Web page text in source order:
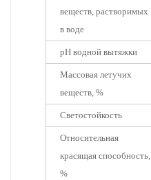
веществ, растворимых
в воде
pH водной вытяжки
Массовая летучих
веществ, %
Светостойкость
Относительная
красящая способность,
%